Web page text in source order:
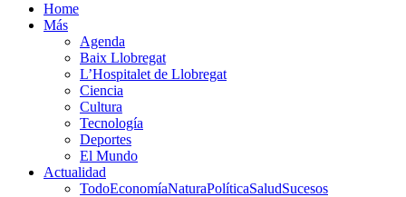
Home
Más
Agenda
Baix Llobregat
L’Hospitalet de Llobregat
Ciencia
Cultura
Tecnología
Deportes
El Mundo
Actualidad
TodoEconomíaNaturaPolíticaSaludSucesos